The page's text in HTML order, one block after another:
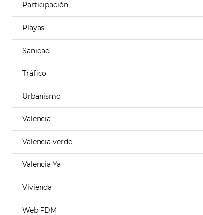
Participación
Playas
Sanidad
Tráfico
Urbanismo
Valencia
Valencia verde
Valencia Ya
Vivienda
Web FDM